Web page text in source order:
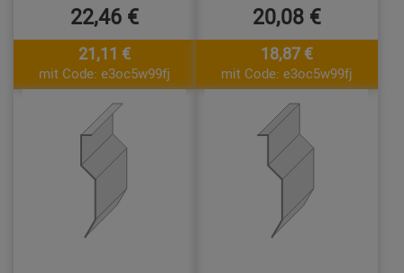
22,46 €
21,11 €
mit Code: e3oc5w99fj
20,08 €
18,87 €
mit Code: e3oc5w99fj